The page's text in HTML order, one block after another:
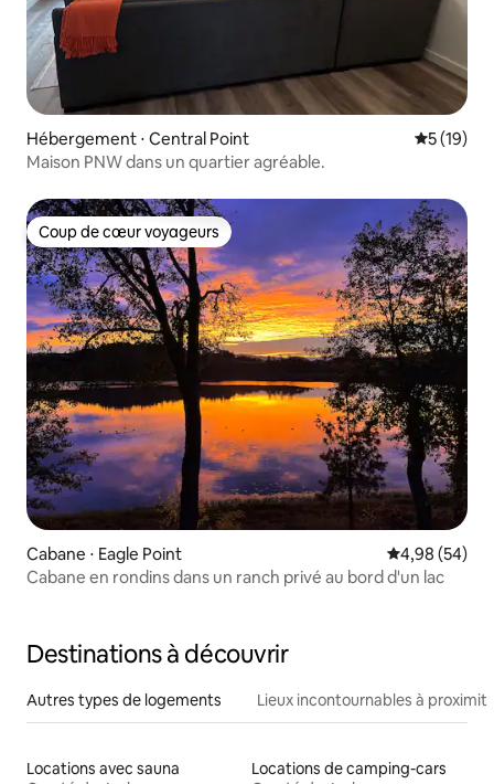
Hébergement ⋅ Central Point
5 (19)
Maison PNW dans un quartier agréable.
Coup de cœur voyageurs
Coup de cœur voyageurs
Cabane ⋅ Eagle Point Évaluation
4,98 (54)
Cabane en rondins dans un ranch privé au bord d'un lac
Destinations à découvrir
Autres types de logements Lieux incontournables à
Locations avec sauna
Locations de camping-cars